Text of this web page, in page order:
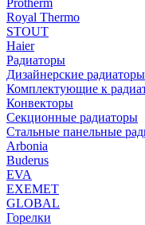
Protherm
Royal Thermo
STOUT
Haier
Радиаторы
Дизайнерские радиаторы
Комплектующие к
Конвекторы
Секционные радиаторы
Стальные панельные
Arbonia
Buderus
EVA
EXEMET
GLOBAL
Горелки